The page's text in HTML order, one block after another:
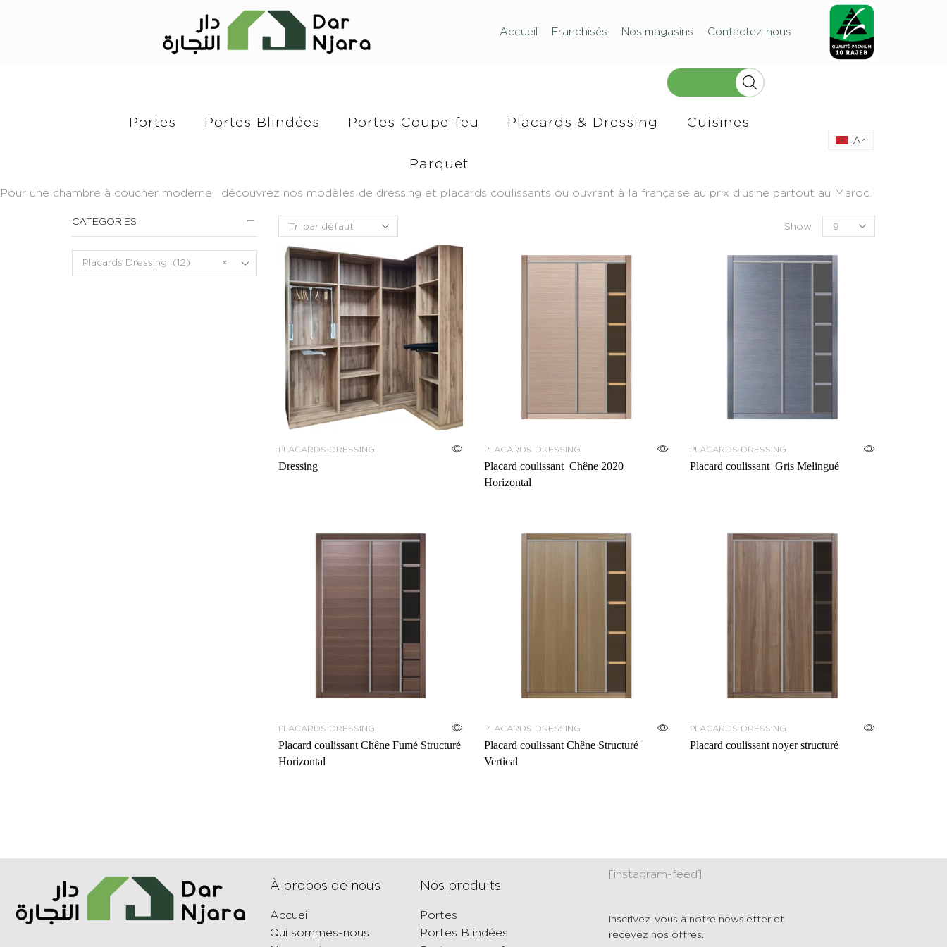
Accueil Franchisés Nos magasins Contactez-nous
Portes Portes Blindées Portes Coupe-feu Placards & Dressing Cuisines
Parquet
Ar
Pour une chambre à coucher moderne, découvrez nos modèles de dressing et placards coulissants ou ouvrant à la française au prix d’usine partout au Maroc.
Show
PLACARDS DRESSING
Dressing
PLACARDS DRESSING
Placard coulissant Chêne 2020
Horizontal
PLACARDS DRESSING
Placard coulissant Gris Melingué
PLACARDS DRESSING
Placard coulissant Chêne Fumé Structuré
Horizontal
PLACARDS DRESSING
Placard coulissant Chêne Structuré
Vertical
PLACARDS DRESSING
Placard coulissant noyer structuré
CATEGORIES
×
Placards Dressing (12)
À propos de nous
Accueil
Qui sommes-nous
Nos produits
Portes
Portes Blindées
[instagram-feed]
Inscrivez-vous à notre newsletter et
recevez nos offres.